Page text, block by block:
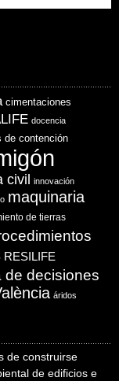
cimentaciones
docencia
de contención
civil innovación
maquinaria
de tierras
RESILIFE
de decisiones
áridos
de construirse
de edificios e